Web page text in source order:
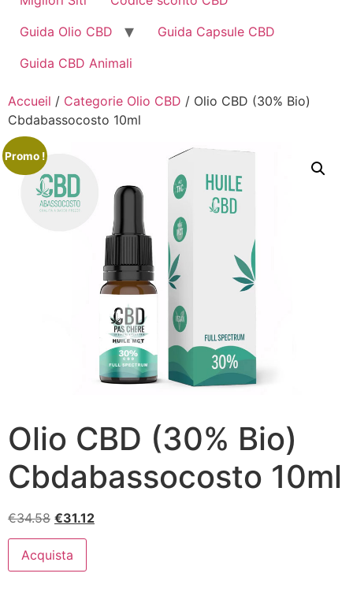
Guida Olio CBD
Guida Capsule CBD
Guida CBD Animali
Accueil / Categorie Olio CBD / Olio CBD (30% Bio)
Cbdabassocosto 10ml
Promo !
Olio CBD (30% Bio)
Cbdabassocosto 10ml
€34.58 Le
prix
initial
était :
€31.12
Acquista